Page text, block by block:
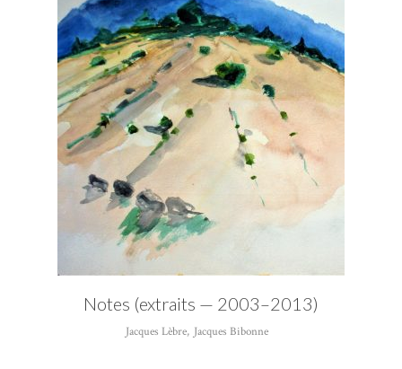
Notes (extraits — 2003–2013)
Jacques Lèbre, Jacques Bibonne